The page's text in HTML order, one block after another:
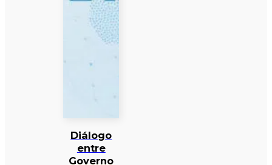
Diálogo
entre
Governo